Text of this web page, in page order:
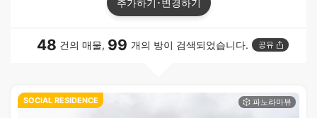
48 건의 매물, 99 개의 방이 검색되었습니다. 공유
SOCIAL RESIDENCE